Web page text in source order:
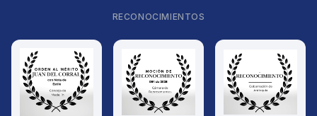
RECONOCIMIENTOS